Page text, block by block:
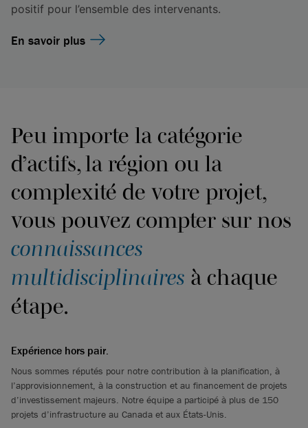
positif pour l’ensemble des intervenants.
En savoir plus
Peu importe la catégorie
d’actifs, la région ou la
complexité de votre projet,
vous pouvez compter sur nos
connaissances
multidisciplinaires à chaque
étape.
Expérience hors pair.
Nous sommes réputés pour notre contribution à la planification, à
l’approvisionnement, à la construction et au financement de projets
d’investissement majeurs. Notre équipe a participé à plus de 150
projets d’infrastructure au Canada et aux États-Unis.